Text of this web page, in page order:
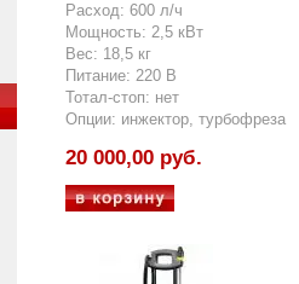
Расход: 600 л/ч
Мощность: 2,5 кВт
Вес: 18,5 кг
Питание: 220 В
Тотал-стоп: нет
Опции: инжектор, турбофреза
20 000,00 руб.